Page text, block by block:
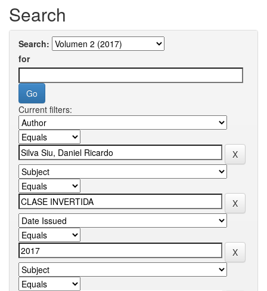
Search
Search:
for
Current filters: